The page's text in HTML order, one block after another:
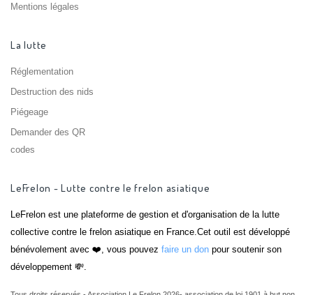
Mentions légales
La lutte
Réglementation
Destruction des nids
Piégeage
Demander des QR
codes
LeFrelon - Lutte contre le frelon asiatique
LeFrelon est une plateforme de gestion et d'organisation de la lutte
collective contre le frelon asiatique en France.Cet outil est développé
bénévolement avec ❤️, vous pouvez faire un don pour soutenir son
développement 💸.